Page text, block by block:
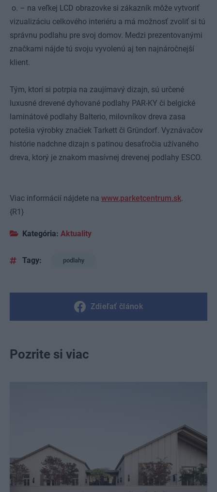
o. – na veľkej LCD obrazovke si zákazník môže vytvoriť
vizualizáciu celkového interiéru a má možnosť zvoliť si tú
správnu podlahu pre svoj domov. Medzi prezentovanými
značkami nájde tú svoju vyvolenú aj ten najnáročnejší
klient.
Tým, ktorí si potrpia na zaujímavý dizajn, sú určené
luxusné drevené dyhované podlahy PAR-KY či belgické
laminátové podlahy Balterio, milovníkov dreva zasa
potešia výrobky značiek Tarkett či Gründorf. Vyznávačov
histórie nadchne dizajn s patinou desaťročia užívaného
dreva, ktorý je znakom masívnej drevenej podlahy ESCO.
Viac informácií nájdete na www.parketcentrum.sk.
{R1}
Kategória: Aktuality
Tagy: podlahy
Zdieľať článok
Pozrite si viac